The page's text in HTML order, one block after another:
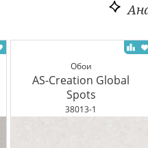
Обои
AS-Creation Global
Spots
38013-1